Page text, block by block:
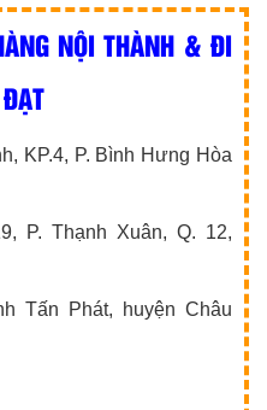
NỘI THÀNH & ĐI
KP.4, P. Bình Hưng Hòa
P. Thạnh Xuân, Q. 12,
Tấn Phát, huyện Châu